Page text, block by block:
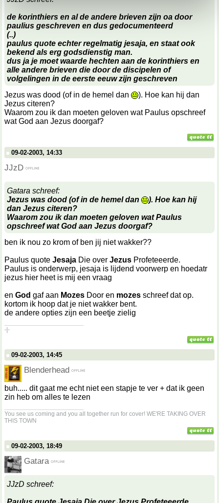
de korinthiers en al de andere brieven zijn oa door
paulius geschreven en dus gedocumenteerd
(..)
paulus quote echter regelmatig jesaja, en staat ook
bekend als erg godsdienstig man.
dus ja je moet waarde hechten aan de korinthiers en
alle andere brieven die door de discipelen of
volgelingen in de eerste eeuw zijn geschreven
Jezus was dood (of in de hemel dan
). Hoe kan hij dan
Jezus citeren?
Waarom zou ik dan moeten geloven wat Paulus opschreef
wat God aan Jezus doorgaf?
09-02-2003, 14:33
JJzD
Gatara schreef:
Jezus was dood (of in de hemel dan
). Hoe kan hij
dan Jezus citeren?
Waarom zou ik dan moeten geloven wat Paulus
opschreef wat God aan Jezus doorgaf?
ben ik nou zo krom of ben jij niet wakker??
Paulus quote Jesaja Die over Jezus Profeteeerde.
Paulus is onderwerp, jesaja is lijdend voorwerp en hoedatr
jezus hier heet is mij een vraag
en God gaf aan Mozes Door en mozes schreef dat op.
kortom ik hoop dat je niet wakker bent.
de andere opties zijn een beetje zielig
-|-
09-02-2003, 14:45
Blenderhead
buh..... dit gaat me echt niet een stapje te ver + dat ik geen
zin heb om alles te lezen
You see us coming and you all together run for cover! WE'RE TAKING OVER
THIS TOWN
09-02-2003, 18:49
Gatara
JJzD schreef: